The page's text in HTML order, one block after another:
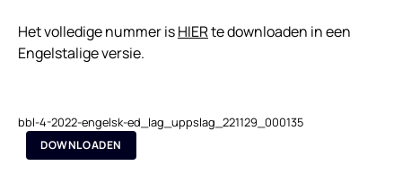
Het volledige nummer isHIERte downloaden in een
Engelstalige versie.
bbl-4-2022-engelsk-ed_lag_uppslag_221129_000135
DOWNLOADEN